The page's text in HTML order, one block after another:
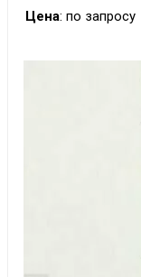
Цена: по запросу